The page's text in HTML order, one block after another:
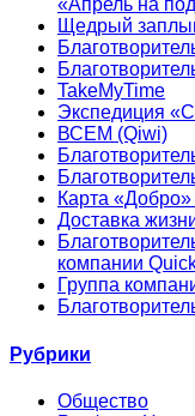
«Апрель на
Щедрый
TakeMyTime
Экспедиция
ВСЕМ (Qiwi)
Карта
Доставка
компании
Группа
Рубрики
Общество